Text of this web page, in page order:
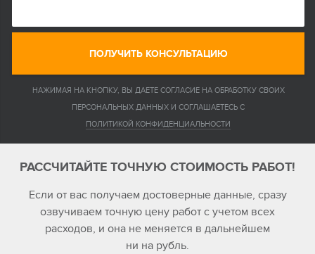
ПОЛУЧИТЬ КОНСУЛЬТАЦИЮ
НАЖИМАЯ НА КНОПКУ, ВЫ ДАЕТЕ СОГЛАСИЕ НА ОБРАБОТКУ СВОИХ
ПЕРСОНАЛЬНЫХ ДАННЫХ И СОГЛАШАЕТЕСЬ С
ПОЛИТИКОЙ КОНФИДЕНЦИАЛЬНОСТИ
РАССЧИТАЙТЕ ТОЧНУЮ СТОИМОСТЬ РАБОТ!
Если от вас получаем достоверные данные, сразу
озвучиваем точную цену работ с учетом всех
расходов, и она не меняется в дальнейшем
ни на рубль.